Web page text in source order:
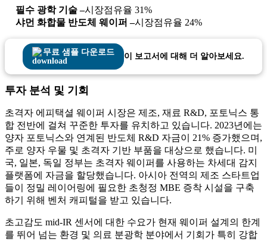
필수 광학 기술 –시장점유율 31%
샤먼 화합물 반도체 웨이퍼 –시장점유율 24%
무료 샘플 다운로드 이 보고서에 대해 더 알아보세요.
투자 분석 및 기회
초격자 에피택셜 웨이퍼 시장은 제조, 재료 R&D, 포토닉스 통
합 전반에 걸쳐 꾸준한 투자를 유치하고 있습니다. 2023년에는
양자 포토닉스와 연계된 반도체 R&D 자금이 21% 증가했으며,
주로 양자 우물 및 초격자 기반 부품을 대상으로 했습니다. 미
국, 일본, 독일 정부는 초격자 웨이퍼를 사용하는 차세대 감지
플랫폼에 자금을 할당했습니다. 아시아 전역의 제조 스타트업
들이 정밀 레이어링에 필요한 초청정 MBE 증착 시설을 구축
하기 위해 벤처 캐피털을 받고 있습니다.
초고감도 mid-IR 센서에 대한 수요가 현재 웨이퍼 설계의 한계
를 뛰어 넘는 환경 및 의료 분광학 분야에서 기회가 특히 강합